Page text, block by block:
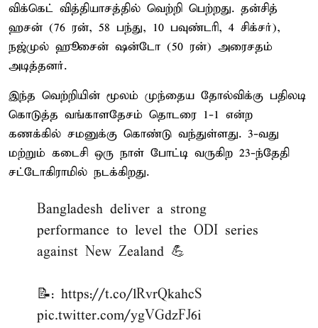
விக்கெட் வித்தியாசத்தில் வெற்றி பெற்றது. தன்சித்
ஹசன் (76 ரன், 58 பந்து, 10 பவுண்டரி, 4 சிக்சர்),
நஜ்முல் ஹூசைன் ஷன்டோ (50 ரன்) அரைசதம்
அடித்தனர்.
இந்த வெற்றியின் மூலம் முந்தைய தோல்விக்கு பதிலடி
கொடுத்த வங்காளதேசம் தொடரை 1-1 என்ற
கணக்கில் சமனுக்கு கொண்டு வந்துள்ளது. 3-வது
மற்றும் கடைசி ஒரு நாள் போட்டி வருகிற 23-ந்தேதி
சட்டோகிராமில் நடக்கிறது.
Bangladesh deliver a strong
performance to level the ODI series
against New Zealand 💪
📝: https://t.co/lRvrQkahcS
pic.twitter.com/ygVGdzFJ6i